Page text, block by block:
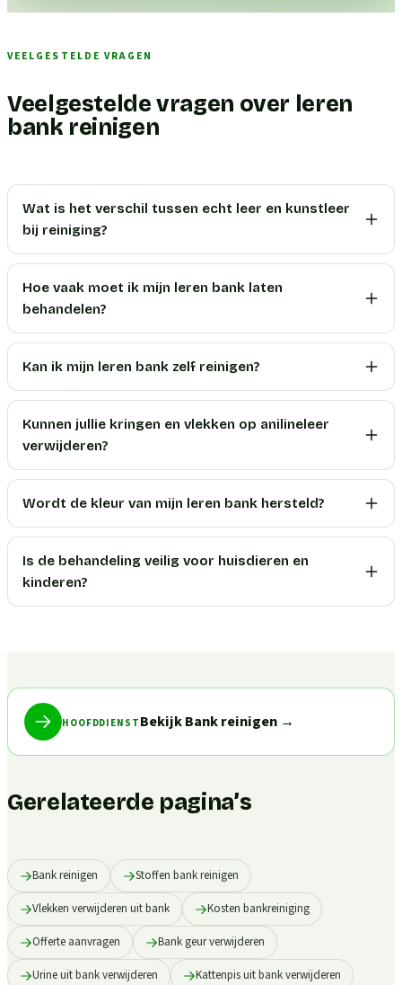
VEELGESTELDE VRAGEN
Veelgestelde vragen over leren
bank reinigen
Wat is het verschil tussen echt leer en kunstleer
bij reiniging?
Hoe vaak moet ik mijn leren bank laten
behandelen?
Kan ik mijn leren bank zelf reinigen?
Kunnen jullie kringen en vlekken op anilineleer
verwijderen?
Wordt de kleur van mijn leren bank hersteld?
Is de behandeling veilig voor huisdieren en
kinderen?
HOOFDDIENST Bekijk Bank reinigen→
Gerelateerde pagina’s
Bank reinigen Stoffen bank reinigen
Vlekken verwijderen uit bank Kosten bankreiniging
Offerte aanvragen Bank geur verwijderen
Urine uit bank verwijderen Kattenpis uit bank verwijderen